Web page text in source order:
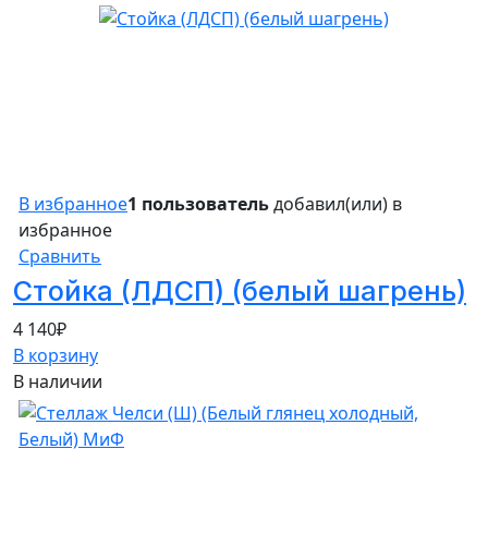
В избранное1 пользовательдобавил(или) в
избранное
Сравнить
Стойка (ЛДСП) (белый шагрень)
4 140₽
В корзину
В наличии